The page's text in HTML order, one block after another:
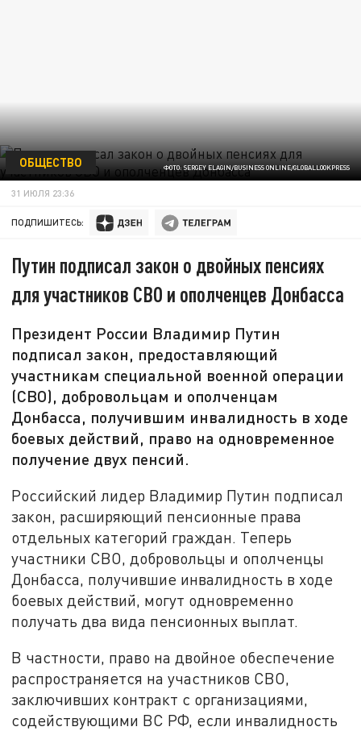
ФОТО: SERGEY ELAGIN/BUSINESS ONLINE/GLOBALLOOKPRESS
ОБЩЕСТВО
31 ИЮЛЯ 23:36
ПОДПИШИТЕСЬ:
Путин подписал закон о двойных пенсиях
для участников СВО и ополченцев Донбасса
Президент России Владимир Путин
подписал закон, предоставляющий
участникам специальной военной операции
(СВО), добровольцам и ополченцам
Донбасса, получившим инвалидность в ходе
боевых действий, право на одновременное
получение двух пенсий.
Российский лидер Владимир Путин подписал
закон, расширяющий пенсионные права
отдельных категорий граждан. Теперь
участники СВО, добровольцы и ополченцы
Донбасса, получившие инвалидность в ходе
боевых действий, могут одновременно
получать два вида пенсионных выплат.
В частности, право на двойное обеспечение
распространяется на участников СВО,
заключивших контракт с организациями,
содействующими ВС РФ, если инвалидность